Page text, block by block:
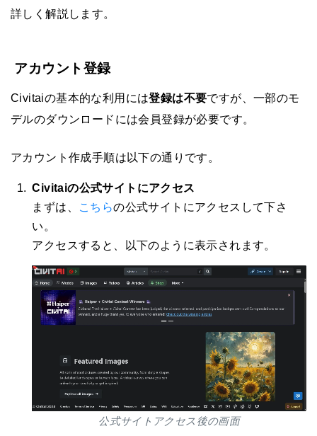
詳しく解説します。
アカウント登録
Civitaiの基本的な利用には登録は不要ですが、一部のモ
デルのダウンロードには会員登録が必要です。
アカウント作成手順は以下の通りです。
Civitaiの公式サイトにアクセス
まずは、
こちらの公式サイトにアクセスして下さ
い。
アクセスすると、以下のように表示されます。
公式サイトアクセス後の画面